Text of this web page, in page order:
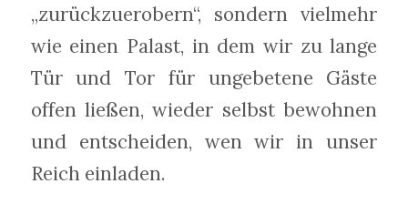
„zurückzuerobern“, sondern vielmehr
wie einen Palast, in dem wir zu lange
Tür und Tor für ungebetene Gäste
offen ließen, wieder selbst bewohnen
und entscheiden, wen wir in unser
Reich einladen.